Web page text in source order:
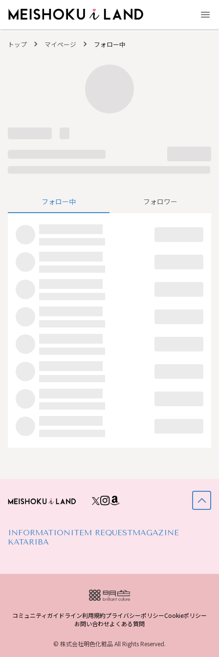
トップ マイページ フォロー中
フォロー中 フォロワー
INFORMATION ITEM REQUESTMAGAZINE
KATARIBA
コミュニティガイドライン利用規約プライバシーポリシーCookieポリシー
お問い合わせよくある質問
© 株式会社明色化粧品 All Rights Reserved.